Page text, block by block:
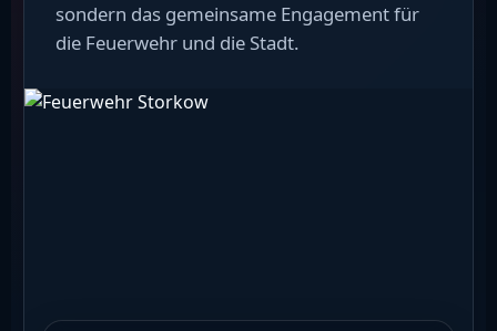
sondern das gemeinsame Engagement für
die Feuerwehr und die Stadt.